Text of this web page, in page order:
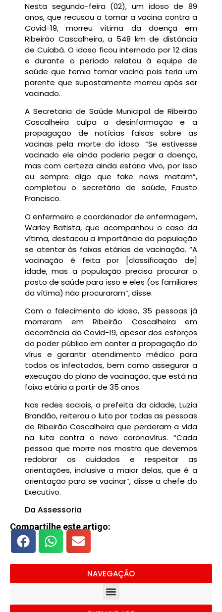
Nesta segunda-feira (02), um idoso de 89
anos, que recusou a tomar a vacina contra a
Covid-19, morreu vítima da doença em
Ribeirão Cascalheira, a 548 km de distância
de Cuiabá. O idoso ficou internado por 12 dias
e durante o período relatou à equipe de
saúde que temia tomar vacina pois teria um
parente que supostamente morreu após ser
vacinado.
A Secretaria de Saúde Municipal de Ribeirão
Cascalheira culpa a desinformação e a
propagação de notícias falsas sobre as
vacinas pela morte do idoso. “Se estivesse
vacinado ele ainda poderia pegar a doença,
mas com certeza ainda estaria vivo, por isso
eu sempre digo que fake news matam”,
completou o secretário de saúde, Fausto
Francisco.
O enfermeiro e coordenador de enfermagem,
Warley Batista, que acompanhou o caso da
vítima, destacou a importância da população
se atentar às faixas etárias de vacinação. “A
vacinação é feita por [classificação de]
idade, mas a população precisa procurar o
posto de saúde para isso e eles (os familiares
da vítima) não procuraram”, disse.
Com o falecimento do idoso, 35 pessoas já
morreram em Ribeirão Cascalheira em
decorrência da Covid-19, apesar dos esforços
do poder público em conter a propagação do
vírus e garantir atendimento médico para
todos os infectados, bem como assegurar a
execução do plano de vacinação, que está na
faixa etária a partir de 35 anos.
Nas redes sociais, a prefeita da cidade, Luzia
Brandão, reiterou o luto por todas as pessoas
de Ribeirão Cascalheira que perderam a vida
na luta contra o novo coronavírus. “Cada
pessoa que morre nos mostra que devemos
redobrar os cuidados e respeitar as
orientações, inclusive a maior delas, que é a
orientação para se vacinar”, disse a chefe do
Executivo.
Da Assessoria
Compartilhe este artigo:
NAVEGAÇÃO